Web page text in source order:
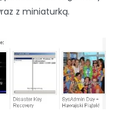
z miniaturką.